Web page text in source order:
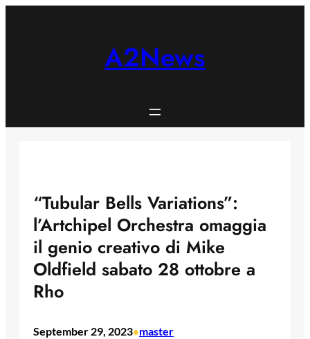
A2News
“Tubular Bells Variations”:
l’Artchipel Orchestra omaggia
il genio creativo di Mike
Oldfield sabato 28 ottobre a
Rho
September 29, 2023•master